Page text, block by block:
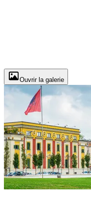
Ouvrir la galerie